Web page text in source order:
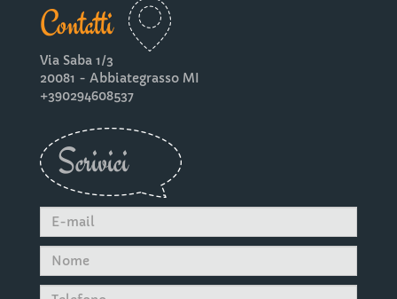
Contatti
Via Saba 1/3
20081 - Abbiategrasso MI
+390294608537
Scrivici